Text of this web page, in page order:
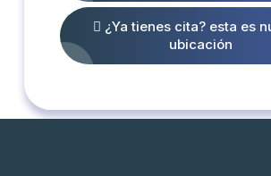
¿Ya tienes cita? esta es
ubicación